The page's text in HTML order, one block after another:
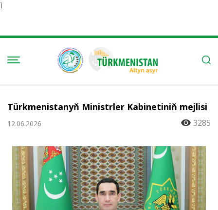
Ï
Türkmenistanyň Ministrler Kabinetiniň mejlisi
12.06.2026 3285